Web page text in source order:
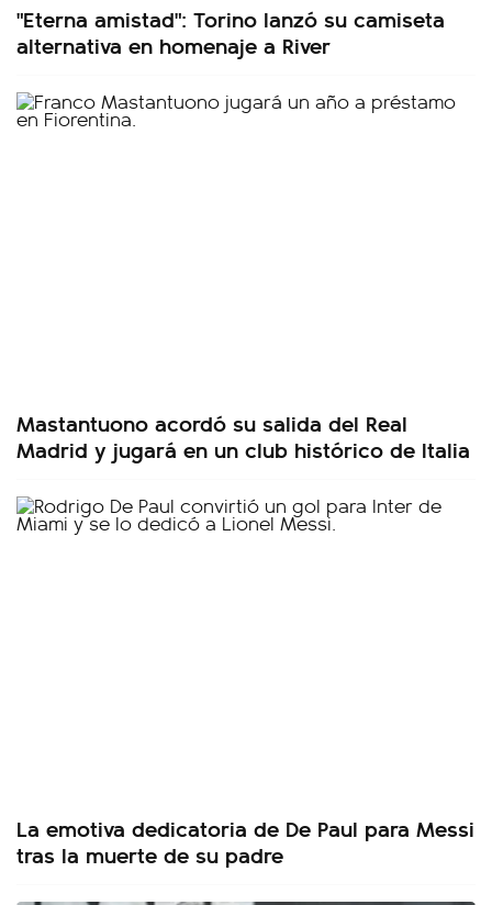
"Eterna amistad": Torino lanzó su camiseta
alternativa en homenaje a River
Mastantuono acordó su salida del Real
Madrid y jugará en un club histórico de Italia
La emotiva dedicatoria de De Paul para Messi
tras la muerte de su padre